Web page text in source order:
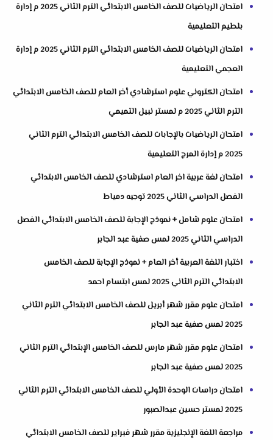
امتحان الرياضيات للصف الخامس الابتدائي الترم الثاني 2025 م إدارة
بلطيم التعليمية
امتحان الرياضيات للصف الخامس الابتدائي الترم الثاني 2025 م إدارة
العجمي التعليمية
امتحان الكتروني علوم استرشادي أخر العام للصف الخامس الابتدائي
الترم الثاني 2025 م لمستر نبيل التميمي
امتحان الرياضيات بالإجابات للصف الخامس الابتدائي الترم الثاني
2025 م إدارة المرج التعليمية
امتحان لغة عربية اخر العام استرشادي للصف الخامس الابتدائي
الفصل الدراسي الثاني 2025 توجيه دمياط
امتحان علوم شامل + نموذج الإجابة للصف الخامس الابتدائي الفصل
الدراسي الثاني 2025 لمس صفية عبد الجابر
اختبار اللغة العربية أخر العام + نموذج الإجابة للصف الخامس
الابتدائي الترم الثاني 2025 لمس ابتسام احمد
امتحان علوم مقرر شهر أبريل للصف الخامس الابتدائي الترم الثاني
2025 لمس صفية عبد الجابر
امتحان علوم مقرر شهر مارس للصف الخامس الإبتدائي الترم الثاني
2025 لمس صفية عبد الجابر
امتحان دراسات الوحدة الأولي للصف الخامس الابتدائي الترم الثاني
2025 لمستر حسين عبدالصبور
مراجعة اللغة الإنجليزية مقرر شهر فبراير للصف الخامس الابتدائي